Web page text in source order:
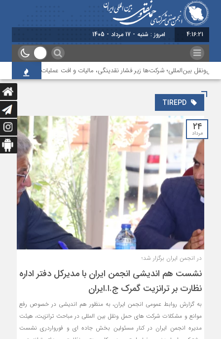
4:16:21 امروز : شنبه - 17 مرداد - 1405
بین‌المللی؛ شرکت‌ها زیر فشار نقدینگی، مالیات و افت عملیات
۲۴
مرداد
در انجمن ایران برگزار شد؛
نشست هم اندیشی انجمن ایران با مدیرکل دفتر اداره
نظارت بر ترانزیت گمرک ج.ا.ایران
به گزارش روابط عمومی انجمن ایران، به منظور هم اندیشی در خصوص رفع
موانع و مشکلات شرکت های حمل ونقل بین المللی در مباحث ترانزیت، هیئت
مدیره انجمن ایران در کنار مسئولین بخش جاده ای و فورواردری نشست